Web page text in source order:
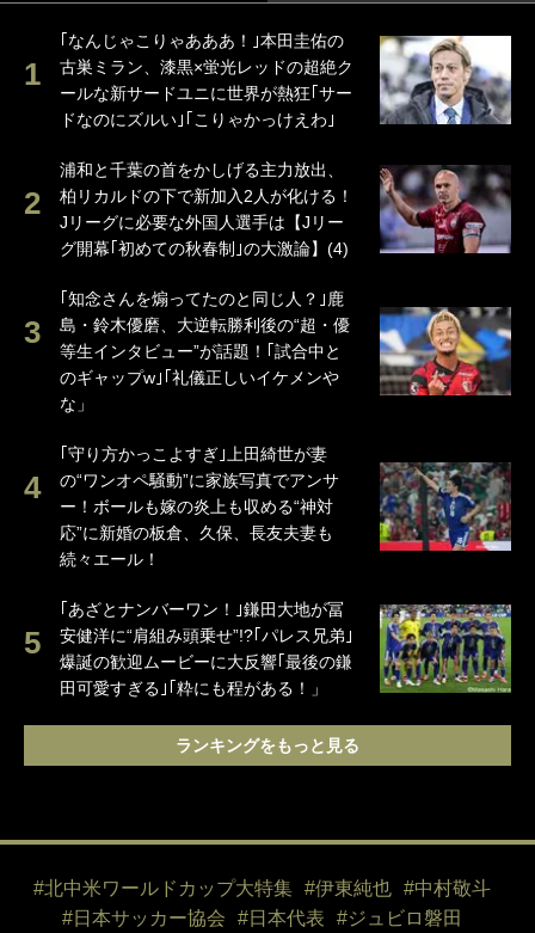
｢なんじゃこりゃあああ！｣本田圭佑の
古巣ミラン、漆黒×蛍光レッドの超絶ク
ールな新サードユニに世界が熱狂｢サー
ドなのにズルい｣｢こりゃかっけえわ｣
浦和と千葉の首をかしげる主力放出、
柏リカルドの下で新加入2人が化ける！
Jリーグに必要な外国人選手は【Jリー
グ開幕｢初めての秋春制｣の大激論】(4)
｢知念さんを煽ってたのと同じ人？｣鹿
島・鈴木優磨、大逆転勝利後の“超・優
等生インタビュー”が話題！｢試合中と
のギャップw｣｢礼儀正しいイケメンや
な」
｢守り方かっこよすぎ｣上田綺世が妻
の“ワンオペ騒動”に家族写真でアンサ
ー！ボールも嫁の炎上も収める“神対
応”に新婚の板倉、久保、長友夫妻も
続々エール！
｢あざとナンバーワン！｣鎌田大地が冨
安健洋に“肩組み頭乗せ”!?｢パレス兄弟｣
爆誕の歓迎ムービーに大反響｢最後の鎌
田可愛すぎる｣｢粋にも程がある！」
ランキングをもっと見る
#北中米ワールドカップ大特集 #伊東純也
#中村敬斗
#日本サッカー協会
#日本代表
#ジュビロ磐田